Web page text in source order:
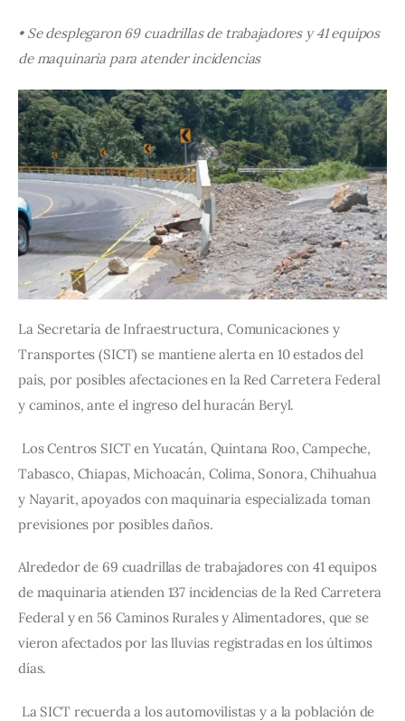
• Se desplegaron 69 cuadrillas de trabajadores y 41 equipos
de maquinaria para atender incidencias
La Secretaría de Infraestructura, Comunicaciones y
Transportes (SICT) se mantiene alerta en 10 estados del
país, por posibles afectaciones en la Red Carretera Federal
y caminos, ante el ingreso del huracán Beryl.
Los Centros SICT en Yucatán, Quintana Roo, Campeche,
Tabasco, Chiapas, Michoacán, Colima, Sonora, Chihuahua
y Nayarit, apoyados con maquinaria especializada toman
previsiones por posibles daños.
Alrededor de 69 cuadrillas de trabajadores con 41 equipos
de maquinaria atienden 137 incidencias de la Red Carretera
Federal y en 56 Caminos Rurales y Alimentadores, que se
vieron afectados por las lluvias registradas en los últimos
días.
La SICT recuerda a los automovilistas y a la población de